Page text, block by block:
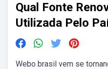
Qual Fonte
Utilizada Pelo
Webo brasil vem se